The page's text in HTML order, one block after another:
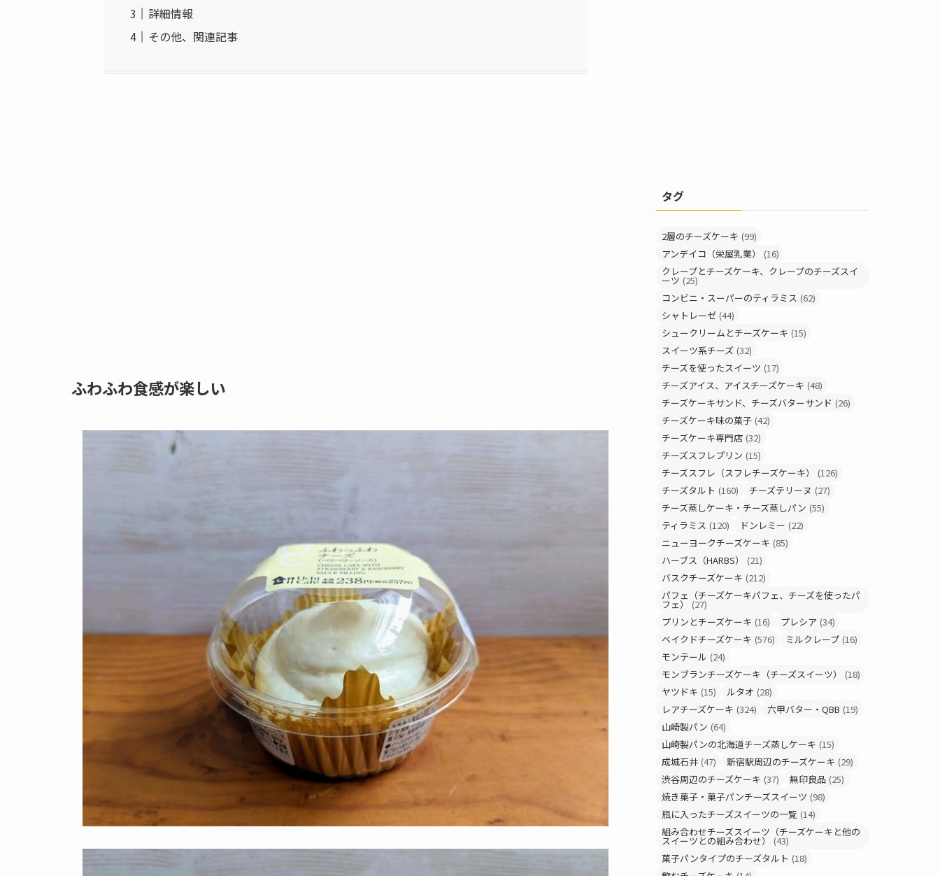
詳細情報
その他、関連記事
ふわふわ食感が楽しい
タグ
2層のチーズケーキ (99)
アンデイコ（栄屋乳業）
(16)
クレープとチーズケーキ、クレープのチーズスイ
ーツ (25)
コンビニ・スーパーのティラミス (62)
シャトレーゼ (44)
シュークリームとチーズケーキ (15)
スイーツ系チーズ (32)
チーズを使ったスイーツ (17)
チーズアイス、アイスチーズケーキ (48)
チーズケーキサンド、チーズバターサンド (26)
チーズケーキ味の菓子 (42)
チーズケーキ専門店 (32)
チーズスフレプリン (15)
チーズスフレ（スフレチーズケーキ）
(126)
チーズタルト (160) チーズテリーヌ (27)
チーズ蒸しケーキ・チーズ蒸しパン (55)
ティラミス (120) ドンレミー (22)
ニューヨークチーズケーキ (85)
ハーブス（HARBS）
(21)
バスクチーズケーキ (212)
パフェ（チーズケーキパフェ、チーズを使ったパ
フェ） (27)
プリンとチーズケーキ (16) プレシア (34)
ベイクドチーズケーキ (576) ミルクレープ (16)
モンテール (24)
モンブランチーズケーキ（チーズスイーツ）
(18)
ヤツドキ (15) ルタオ (28)
レアチーズケーキ (324) 六甲バター・QBB (19)
山崎製パン (64)
山崎製パンの北海道チーズ蒸しケーキ (15)
成城石井 (47) 新宿駅周辺のチーズケーキ (29)
渋谷周辺のチーズケーキ (37) 無印良品 (25)
焼き菓子・菓子パンチーズスイーツ (98)
瓶に入ったチーズスイーツの一覧 (14)
組み合わせチーズスイーツ（チーズケーキと他の
スイーツとの組み合わせ）
(43)
菓子パンタイプのチーズタルト (18)